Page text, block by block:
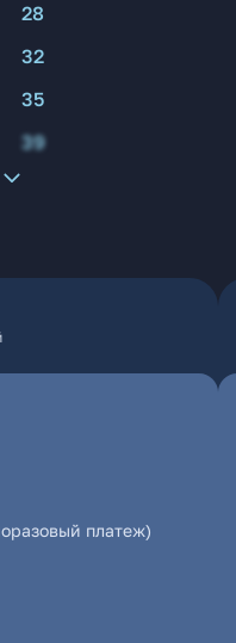
28
32
35
39
платеж)